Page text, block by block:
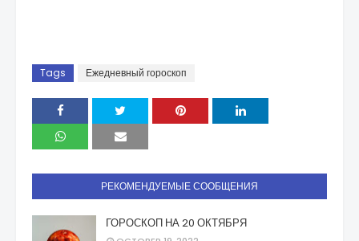
Tags Ежедневный гороскоп
РЕКОМЕНДУЕМЫЕ СООБЩЕНИЯ
ГОРОСКОП НА 20 ОКТЯБРЯ